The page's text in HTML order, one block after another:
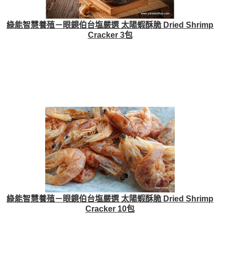
綠能智慧養殖－眼鏡伯台塩嚴選 太陽蝦酥脆 Dried Shrimp
Cracker 3包
綠能智慧養殖－眼鏡伯台塩嚴選 太陽蝦酥脆 Dried Shrimp
Cracker 10包